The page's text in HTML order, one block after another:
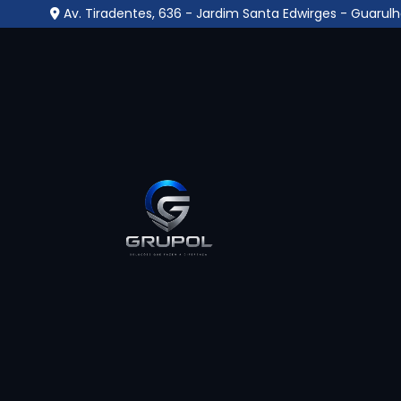
Av. Tiradentes, 636 - Jardim Santa Edwirges -
Parque Alvorada -
Informações»